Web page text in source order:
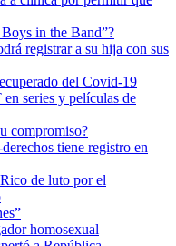
in the Band”?
registrar a su hija con sus
del Covid-19
series y películas de
compromiso?
tiene registro en
de luto por el
homosexual